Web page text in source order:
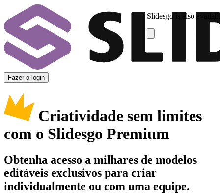
Slidesgo is also
Fazer o login
Criatividade sem limites
com o Slidesgo Premium
Obtenha acesso a milhares de modelos
editáveis exclusivos para criar
individualmente ou com uma equipe.